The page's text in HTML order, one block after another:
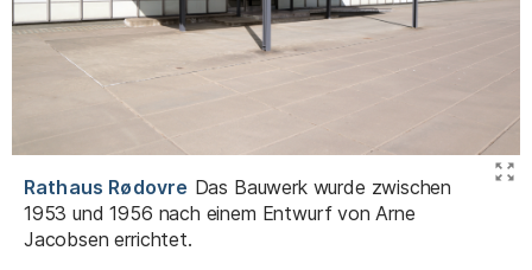
Rathaus Rødovre Das Bauwerk wurde zwischen
1953 und 1956 nach einem Entwurf von Arne
Jacobsen errichtet.